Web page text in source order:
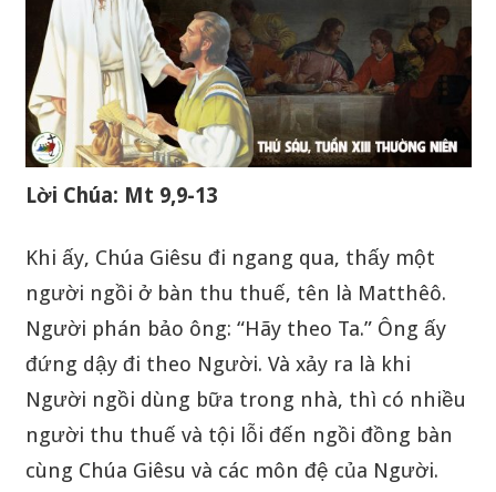
Lời Chúa: Mt 9,9-13
Khi ấy, Chúa Giêsu đi ngang qua, thấy một
người ngồi ở bàn thu thuế, tên là Matthêô.
Người phán bảo ông: “Hãy theo Ta.” Ông ấy
đứng dậy đi theo Người. Và xảy ra là khi
Người ngồi dùng bữa trong nhà, thì có nhiều
người thu thuế và tội lỗi đến ngồi đồng bàn
cùng Chúa Giêsu và các môn đệ của Người.